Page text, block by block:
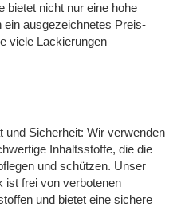
bietet nicht nur eine hohe
ein ausgezeichnetes Preis-
viele Lackierungen
und Sicherheit: Wir verwenden
Inhaltsstoffe, die die
und schützen. Unser
ist frei von verbotenen
und bietet eine sichere